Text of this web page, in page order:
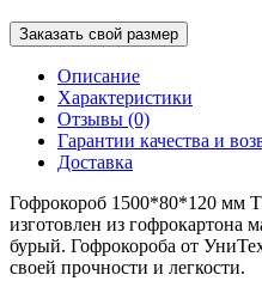
Заказать свой размер
Описание
Характеристики
Отзывы (0)
Гарантии качества и
Доставка
Гофрокороб 1500*80*120 мм
изготовлен из
бурый. Гофрокороба от
своей прочности и легкости.